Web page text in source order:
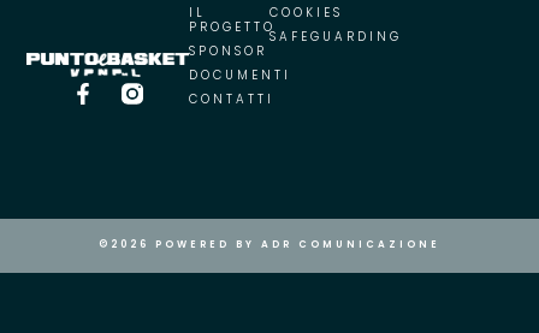
COOKIES
SAFEGUARDING
IL
PROGETTO
SPONSOR
DOCUMENTI
CONTATTI
©2026 POWERED BY ADR COMUNICAZIONE